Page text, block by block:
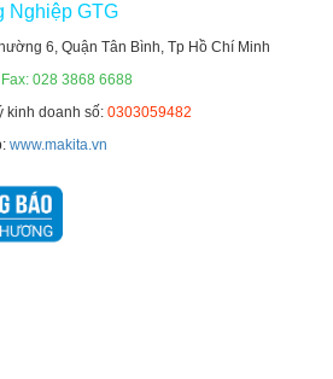
Nghiệp GTG
6, Quận Tân Bình, Tp Hồ Chí Minh
028 3868 6688
kinh doanh số:0303059482
www.makita.vn